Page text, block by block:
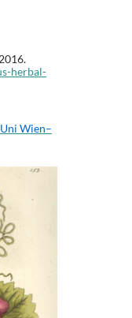
herbal-
Wien–